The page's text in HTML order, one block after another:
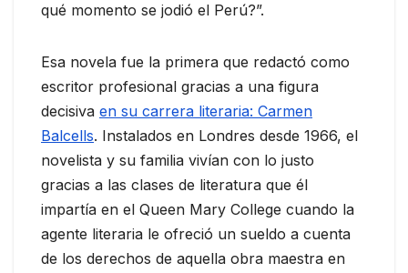
qué momento se jodió el Perú?”.
Esa novela fue la primera que redactó como
escritor profesional gracias a una figura
decisiva en su carrera literaria: Carmen
Balcells. Instalados en Londres desde 1966, el
novelista y su familia vivían con lo justo
gracias a las clases de literatura que él
impartía en el Queen Mary College cuando la
agente literaria le ofreció un sueldo a cuenta
de los derechos de aquella obra maestra en